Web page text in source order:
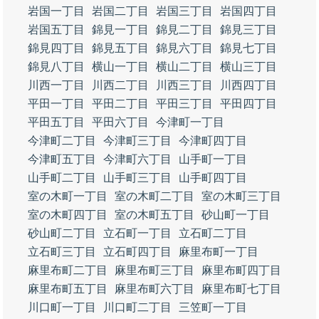
岩国一丁目 岩国二丁目 岩国三丁目
岩国四丁目
岩国五丁目
錦見一丁目 錦見二丁目
錦見三丁目
錦見四丁目
錦見五丁目 錦見六丁目
錦見七丁目
錦見八丁目
横山一丁目 横山二丁目
横山三丁目
川西一丁目
川西二丁目 川西三丁目
川西四丁目
平田一丁目
平田二丁目 平田三丁目
平田四丁目
平田五丁目
平田六丁目
今津町一丁目
今津町二丁目
今津町三丁目
今津町四丁目
今津町五丁目
今津町六丁目
山手町一丁目
山手町二丁目
山手町三丁目
山手町四丁目
室の木町一丁目
室の木町二丁目
室の木町三丁目
室の木町四丁目
室の木町五丁目
砂山町一丁目
砂山町二丁目
立石町一丁目
立石町二丁目
立石町三丁目
立石町四丁目
麻里布町一丁目
麻里布町二丁目
麻里布町三丁目
麻里布町四丁目
麻里布町五丁目
麻里布町六丁目
麻里布町七丁目
川口町一丁目
川口町二丁目 三笠町一丁目